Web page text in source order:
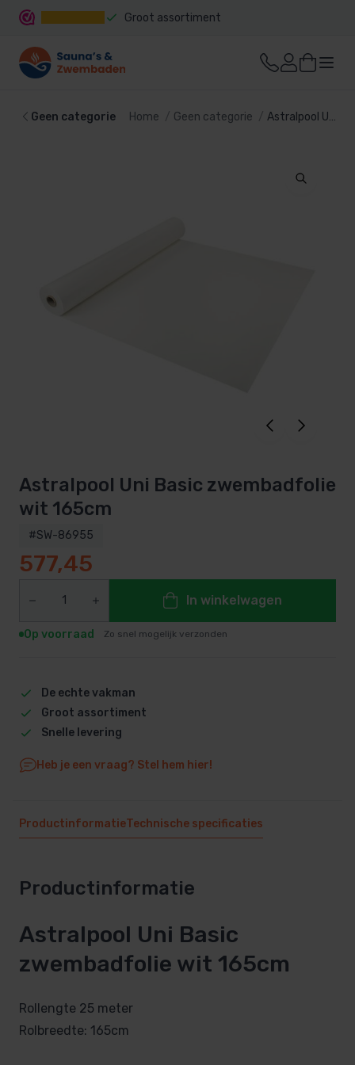
Groot assortiment
Geen categorie Home Geen categorie Astralpool Uni Basic zwembadfolie wit 165cm
Astralpool Uni Basic zwembadfolie
wit 165cm
#SW-86955
577,45
In winkelwagen
Op voorraad Zo snel mogelijk verzonden
De echte vakman
Groot assortiment
Snelle levering
Heb je een vraag? Stel hem hier!
ProductinformatieTechnische specificaties
Productinformatie
Astralpool Uni Basic
zwembadfolie wit 165cm
Rollengte 25 meter
Rolbreedte: 165cm